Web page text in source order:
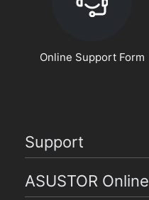
Online Support Form
Support
ASUSTOR Online